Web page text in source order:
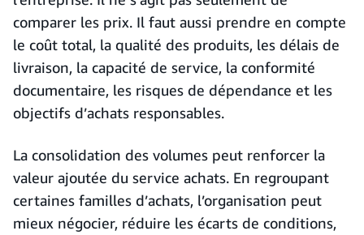
comparer les prix. Il faut aussi prendre en compte
le coût total, la qualité des produits, les délais de
livraison, la capacité de service, la conformité
documentaire, les risques de dépendance et les
objectifs d’achats responsables.
La consolidation des volumes peut renforcer la
valeur ajoutée du service achats. En regroupant
certaines familles d’achats, l’organisation peut
mieux négocier, réduire les écarts de conditions,